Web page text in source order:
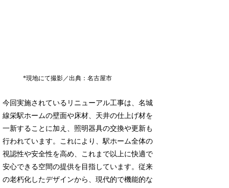
*現地にて撮影／出典：名古屋市
今回実施されているリニューアル工事は、名城
線栄駅ホームの壁面や床材、天井の仕上げ材を
一新することに加え、照明器具の交換や更新も
行われています。これにより、駅ホーム全体の
視認性や安全性を高め、これまで以上に快適で
安心できる空間の提供を目指しています。従来
の老朽化したデザインから、現代的で機能的な